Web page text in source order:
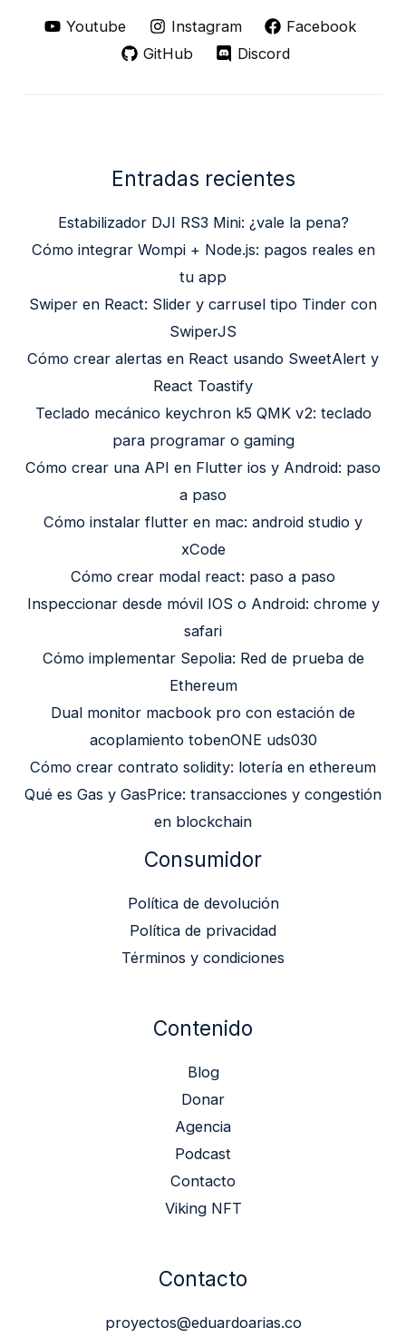
Youtube Instagram
Facebook
GitHub
Discord
Entradas recientes
Estabilizador DJI RS3 Mini: ¿vale la pena?
Cómo integrar Wompi + Node.js: pagos reales en
tu app
Swiper en React: Slider y carrusel tipo Tinder con
SwiperJS
Cómo crear alertas en React usando SweetAlert y
React Toastify
Teclado mecánico keychron k5 QMK v2: teclado
para programar o gaming
Cómo crear una API en Flutter ios y Android: paso
a paso
Cómo instalar flutter en mac: android studio y
xCode
Cómo crear modal react: paso a paso
Inspeccionar desde móvil IOS o Android: chrome y
safari
Cómo implementar Sepolia: Red de prueba de
Ethereum
Dual monitor macbook pro con estación de
acoplamiento tobenONE uds030
Cómo crear contrato solidity: lotería en ethereum
Qué es Gas y GasPrice: transacciones y congestión
en blockchain
Consumidor
Política de devolución
Política de privacidad
Términos y condiciones
Contenido
Blog
Donar
Agencia
Podcast
Contacto
Viking NFT
Contacto
proyectos@eduardoarias.co